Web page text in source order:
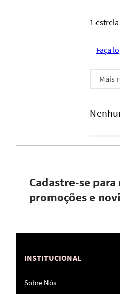
1 estrela
Faça
Mais
Cadastre-se
promoções e
INSTITUCIONAL
Sobre Nós